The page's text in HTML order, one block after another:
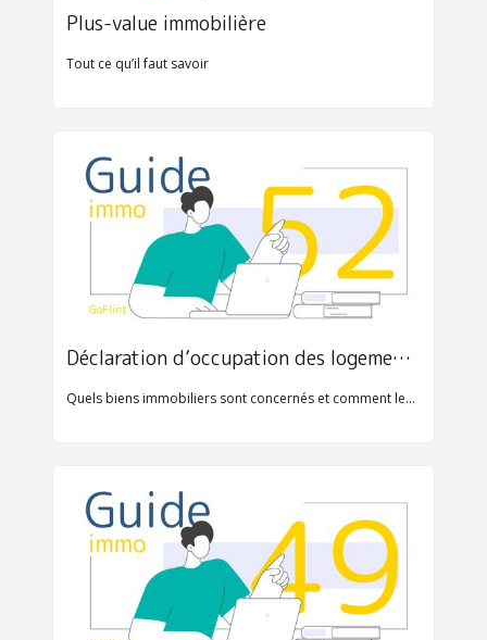
Plus-value immobilière
Tout ce qu’il faut savoir
Déclaration d’occupation des logements 2023
Quels biens immobiliers sont concernés et comment les déclarer ?